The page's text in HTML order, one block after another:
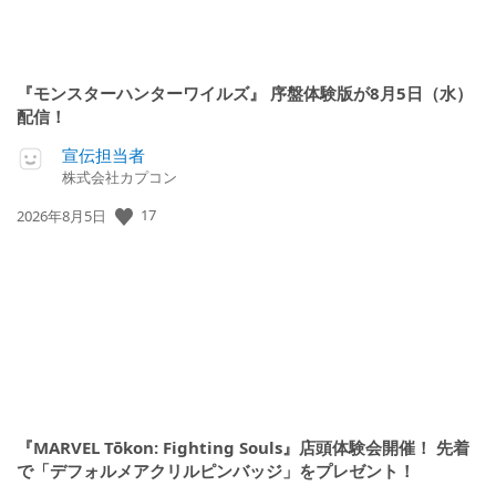
『モンスターハンターワイルズ』 序盤体験版が8月5日（水）
配信！
宣伝担当者
株式会社カプコン
公
2026年8月5日 17
『MARVEL Tōkon: Fighting Souls』店頭体験会開催！ 先着
で「デフォルメアクリルピンバッジ」をプレゼント！